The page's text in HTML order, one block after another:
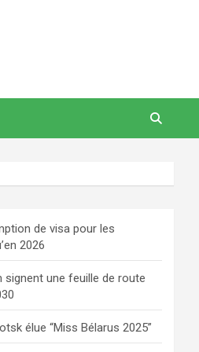
de visa pour les
2026
signent une feuille de route
élue “Miss Bélarus 2025”